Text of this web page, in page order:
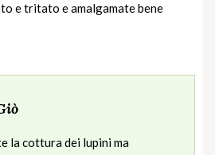
e tritato e amalgamate bene
la cottura dei lupini ma